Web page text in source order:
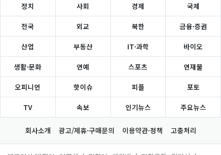
정치 사회 경제 국제
전국 외교 북한 금융·증권
산업 부동산 IT·과학 바이오
생활·문화 연예 스포츠 연재물
오피니언 핫이슈 피플 포토
TV 속보 인기뉴스 주요뉴스
회사소개 광고/제휴·구매문의 이용약관·정책 고충처리